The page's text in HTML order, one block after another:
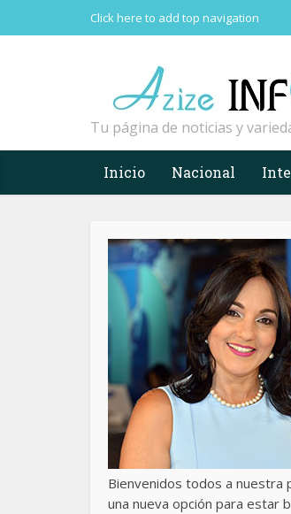
Click here to add top navigation
Tu página de noticias y
Inicio Nacional
Bienvenidos todos a nuestra
una nueva opción para estar